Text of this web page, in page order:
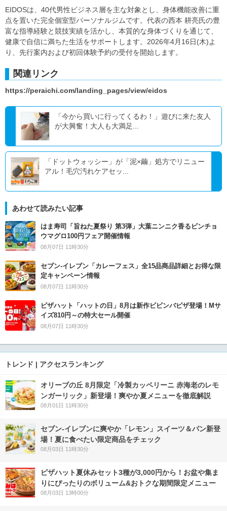
EIDOSは、40代男性ビジネス層を主な対象とし、身体機能改善に重
点を置いた完全個室型パーソナルジムです。代表の西本 耕亮氏の豊
富な指導経験と競技実績を活かし、本質的な身体づくりを通じて、
健康で自信に満ちた生活をサポートします。2026年4月16日(木)よ
り、先行案内および初回体験予約の受付を開始します。
関連リンク
https://peraichi.com/landing_pages/view/eidos
「今から買いに行ってくるわ！」遊びに来た友人
が大興奮！大人も大満足...
「ドットウォッシー」が「泥×繭」処方でリニュー
アル！毛穴汚れケアセッ...
あわせて読みたい記事
はま寿司「旨ねた夏祭り 第3弾」大葉ニンニク香るビンチョ
ウマグロ100円フェア開催情報
08月07日 11時30分
セブン‐イレブン「カレーフェス」全15品商品詳細とお得な限
定キャンペーン情報
08月07日 11時30分
ピザハット「ハットの日」8月は新作ビビンバピザ登場！Mサ
イズ810円～の特大セール開催
08月07日 11時30分
トレンド | アクセスランキング
オリーブの丘 8月限定「冷製カッペリーニ 赤海老のレモ
ンガーリック」新登場！爽やか夏メニューを徹底解説
08月01日 11時30分
セブン‐イレブンに爽やか「レモン」スイーツ＆パン新登
場！夏に食べたい限定商品をチェック
08月03日 11時30分
ピザハット夏休みセット3種が3,000円から！お盆や集ま
りにぴったりのボリューム&おトクな期間限定メニュー
08月03日 13時00分